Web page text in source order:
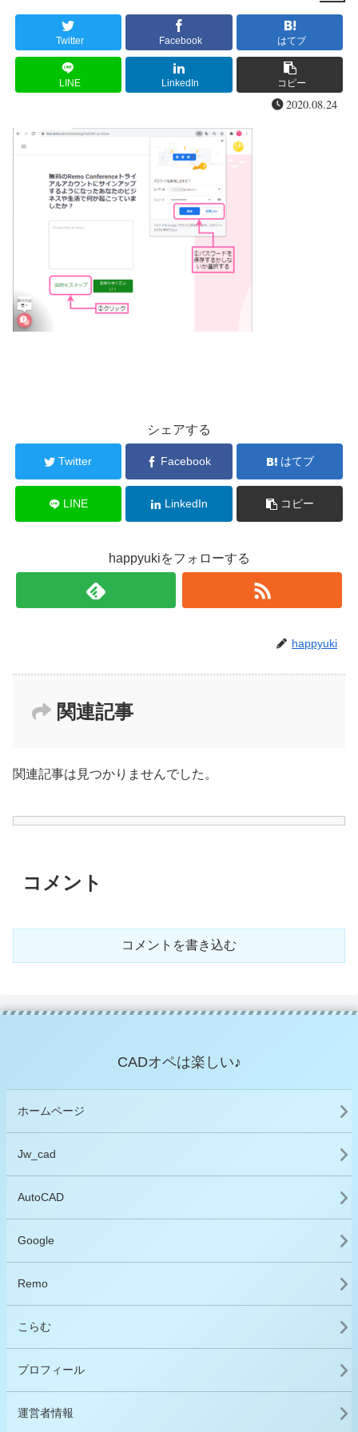
Twitter Facebook はてブ
LINE LinkedIn コピー
2020.08.24
シェアする
Twitter Facebook はてブ
LINE LinkedIn コピー
happyukiをフォローする
happyuki
関連記事
関連記事は見つかりませんでした。
コメント
コメントを書き込む
CADオペは楽しい♪
ホームページ
Jw_cad
AutoCAD
Google
Remo
こらむ
プロフィール
運営者情報